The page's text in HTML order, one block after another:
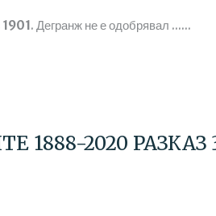
1901. Дегранж не е одобрявал ......
1888-2020 РАЗКАЗ